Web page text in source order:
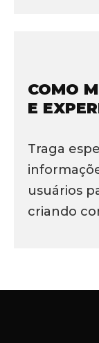
COMO
E
Traga
usuários
criando